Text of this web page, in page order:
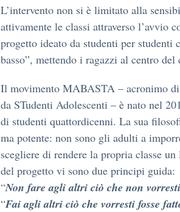
L’intervento non si è limitato alla
attivamente le classi attraverso l’avvio
progetto ideato da studenti per studenti
basso”, mettendo i ragazzi al centro del
Il movimento MABASTA – acronimo
da STudenti Adolescenti – è nato nel
di studenti quattordicenni. La sua
ma potente: non sono gli adulti a
scegliere di rendere la propria classe
del progetto vi sono due principi guida:
“Non fare agli altri ciò che non
“Fai agli altri ciò che vorresti fosse